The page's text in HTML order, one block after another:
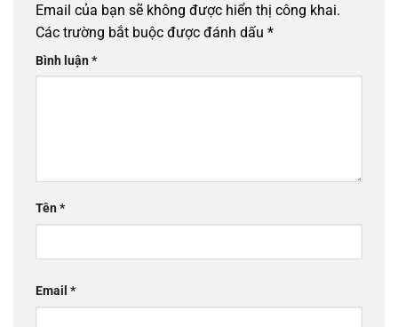
Email của bạn sẽ không được hiển thị công khai.
Các trường bắt buộc được đánh dấu *
Bình luận*
Tên*
Email *